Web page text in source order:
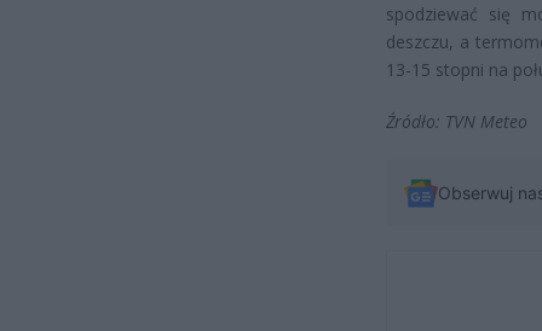
spodziewać się
deszczu, a
13-15 stopni na
Źródło: TVN Meteo
Obserwuj